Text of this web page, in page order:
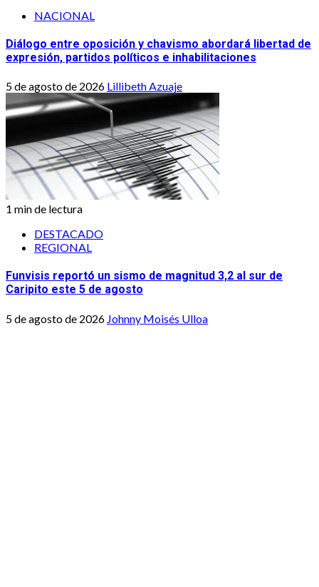
NACIONAL
Diálogo entre oposición y chavismo abordará libertad de
expresión, partidos políticos e inhabilitaciones
5 de agosto de 2026 Lillibeth Azuaje
1 min de lectura
DESTACADO
REGIONAL
Funvisis reportó un sismo de magnitud 3,2 al sur de
Caripito este 5 de agosto
5 de agosto de 2026 Johnny Moisés Ulloa